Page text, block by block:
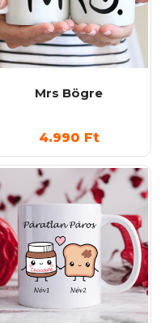
Mrs Bögre
4.990 Ft